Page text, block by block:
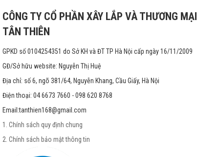
CÔNG TY CỔ PHẦN XÂY LẮP VÀ THƯƠNG MẠI
TÂN THIÊN
GPKD số 0104254351 do Sở KH và ĐT TP Hà Nội cấp ngày 16/11/2009
GĐ/Sở hữu website: Nguyễn Thị Huệ
Địa chỉ: số 6, ngõ 381/64, Nguyễn Khang, Cầu Giấy, Hà Nội
Điện thoại: 04 6673 7660 - 098 620 8768
Email:tanthien168@gmail.com
1. Chính sách quy định chung
2. Chính sách bảo mật thông tin